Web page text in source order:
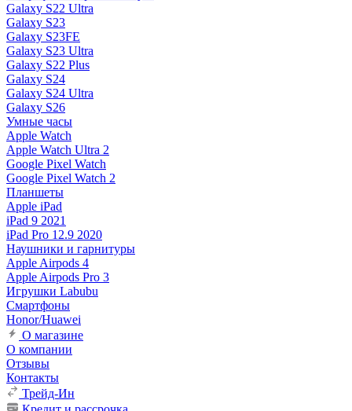
Galaxy S22 Ultra
Galaxy S23
Galaxy S23FE
Galaxy S23 Ultra
Galaxy S22 Plus
Galaxy S24
Galaxy S24 Ultra
Galaxy S26
Умные часы
Apple Watch
Apple Watch Ultra 2
Google Pixel Watch
Google Pixel Watch 2
Планшеты
Apple iPad
iPad 9 2021
iPad Pro 12.9 2020
Наушники и гарнитуры
Apple Airpods 4
Apple Airpods Pro 3
Игрушки Labubu
Смартфоны
Honor/Huawei
О магазине
О компании
Отзывы
Контакты
Трейд-Ин